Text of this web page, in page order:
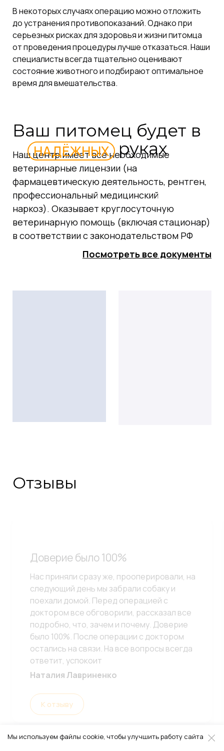
В некоторых случаях операцию можно отложить
до устранения противопоказаний. Однако при
серьезных рисках для здоровья и жизни питомца
от проведения процедуры лучше отказаться. Наши
специалисты всегда тщательно оценивают
состояние животного и подбирают оптимальное
время для вмешательства.
руках
НАДЁЖНЫХ
Ваш питомец будет в
Наш центр имеет все необходимые
ветеринарные лицензии (на
фармацевтическую деятельность, рентген,
профессиональный медицинский
наркоз). Оказывает круглосуточную
ветеринарную помощь (включая стационар)
в соответствии с законодательством РФ
Посмотреть все документы
Отзывы
Доверие было 100%
Нас приняли сразу же, прооперировали, на
следующий день мы забрали собаку и
поехали домой. Перед операцией с
доктором все обговорили, рассказал все
подробно, что, зачем и почему. Доверие
было 100%. После операции с доктором
остались на связи. На все вопросы всегда
ответит, успокоит
Наталия Лавриненко
К отзыву
Мы используем файлы cookie, чтобы улучшить работу сайта